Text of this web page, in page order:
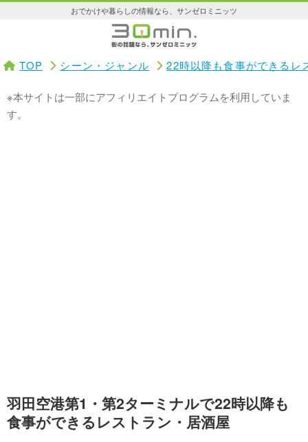
おでかけや暮らしの情報なら、サンゼロミニッツ
TOP シーン・ジャンル 22時以降も食事ができるレ
※本サイトは一部にアフィリエイトプログラムを利用していま
す。
羽田空港第1・第2ターミナルで22時以降も
食事ができるレストラン・居酒屋